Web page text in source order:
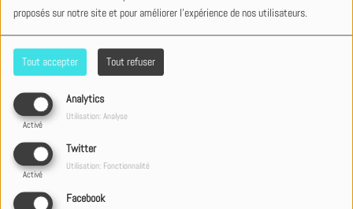
proposés sur notre site et pour améliorer l'expérience de nos utilisateurs.
Tout accepter Tout refuser
Analytics
Activé
Utilisation: Analyse
Twitter
Activé
Utilisation: Fonctionnalité
Facebook